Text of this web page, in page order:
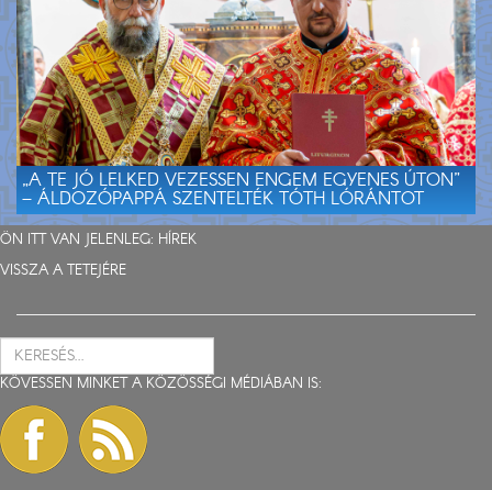
„A TE JÓ LELKED VEZESSEN ENGEM EGYENES ÚTON”
– ÁLDOZÓPAPPÁ SZENTELTÉK TÓTH LÓRÁNTOT
ÖN ITT VAN JELENLEG: HÍREK
VISSZA A TETEJÉRE
KÖVESSEN MINKET A KÖZÖSSÉGI MÉDIÁBAN IS: